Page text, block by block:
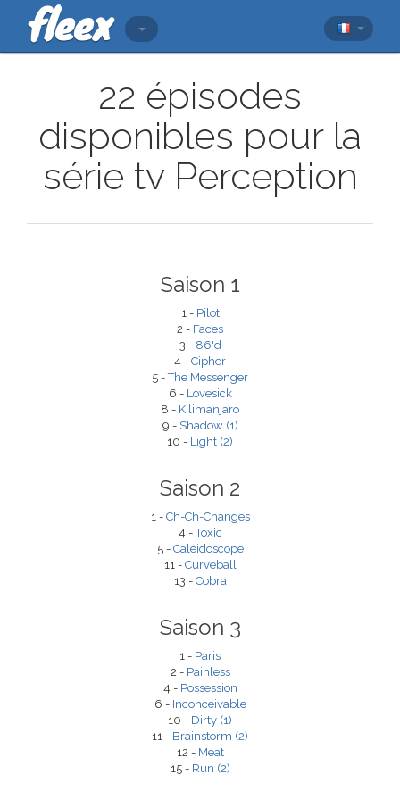
22 épisodes
disponibles pour la
série tv Perception
Saison 1
1 - Pilot
2 - Faces
3 - 86'd
4 - Cipher
5 -The Messenger
6 - Lovesick
8 - Kilimanjaro
9 - Shadow (1)
10 - Light (2)
Saison 2
1 - Ch-Ch-Changes
4 -Toxic
5 - Caleidoscope
11 - Curveball
13 - Cobra
Saison 3
1 - Paris
2 - Painless
4 - Possession
6 - Inconceivable
10 - Dirty (1)
11 - Brainstorm (2)
12 - Meat
15 - Run (2)